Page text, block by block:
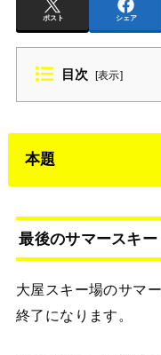
ポスト シェア
目次 [表示]
本題
最後のサマースキー
大屋スキー場のサマ
終了になります。